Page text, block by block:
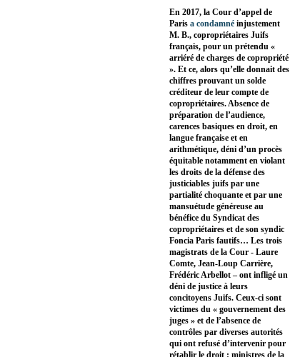
En 2017, la Cour d’appel de
Paris a condamné injustement
M. B., copropriétaires Juifs
français, pour un prétendu «
arriéré de charges de copropriété
». Et ce, alors qu’elle donnait des
chiffres prouvant un solde
créditeur de leur compte de
copropriétaires. Absence de
préparation de l’audience,
carences basiques en droit, en
langue française et en
arithmétique, déni d’un procès
équitable notamment en violant
les droits de la défense des
justiciables juifs par une
partialité choquante et par une
mansuétude généreuse au
bénéfice du Syndicat des
copropriétaires et de son syndic
Foncia Paris fautifs… Les trois
magistrats de la Cour - Laure
Comte, Jean-Loup Carrière,
Frédéric Arbellot – ont infligé un
déni de justice à leurs
concitoyens Juifs. Ceux-ci sont
victimes du « gouvernement des
juges » et de l’absence de
contrôles par diverses autorités
qui ont refusé d’intervenir pour